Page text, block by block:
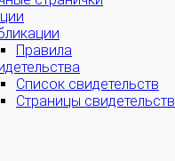
Правила
Список свидетельств
Страницы свидетельств